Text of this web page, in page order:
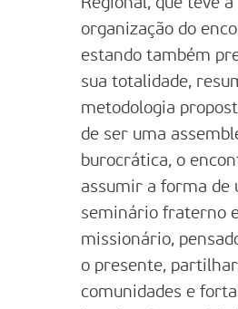
organização do
estando também
sua totalidade,
metodologia
de ser uma
burocrática, o
assumir a forma de
seminário fraterno
missionário,
o presente,
comunidades e